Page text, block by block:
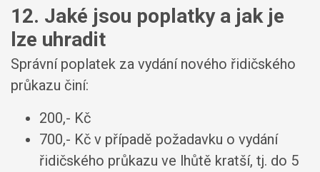
12. Jaké jsou poplatky a jak je
lze uhradit
Správní poplatek za vydání nového řidičského
průkazu činí:
200,- Kč
700,- Kč v případě požadavku o vydání
řidičského průkazu ve lhůtě kratší, tj. do 5